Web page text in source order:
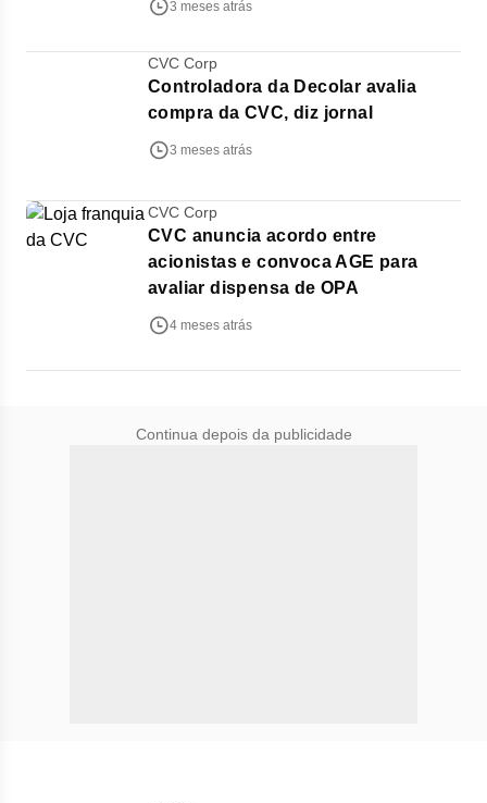
3 meses atrás
CVC Corp
Controladora da Decolar avalia
compra da CVC, diz jornal
3 meses atrás
CVC Corp
CVC anuncia acordo entre
acionistas e convoca AGE para
avaliar dispensa de OPA
4 meses atrás
Continua depois da publicidade